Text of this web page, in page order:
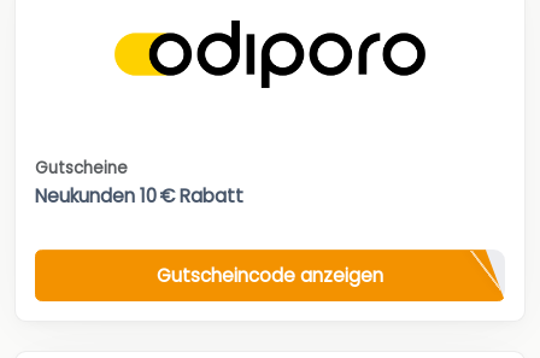
Gutscheine
Neukunden 10 € Rabatt
Gutscheincode anzeigen